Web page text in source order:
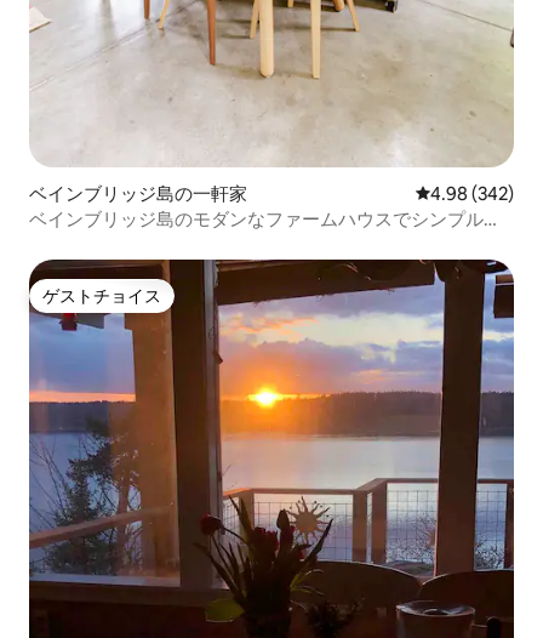
ベインブリッジ島の一軒家 レビュー342
4.98 (342)
ベインブリッジ島のモダンなファームハウスでシンプルな
ゲストチョイス
ゲストチョイス